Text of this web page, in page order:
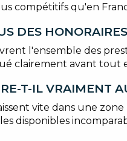
compétitifs qu'en
DES
l'ensemble des
clairement avant tout
T-IL VRAIMENT
vite dans une
disponibles